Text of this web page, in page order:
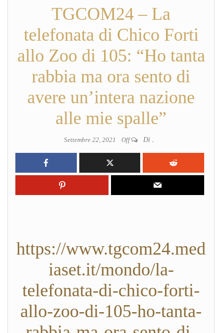
TGCOM24 – La
telefonata di Chico Forti
allo Zoo di 105: “Ho tanta
rabbia ma ora sento di
avere un’intera nazione
alle mie spalle”
Settembre 22, 2021 Off Di
https://www.tgcom24.med
iaset.it/mondo/la-
telefonata-di-chico-forti-
allo-zoo-di-105-ho-tanta-